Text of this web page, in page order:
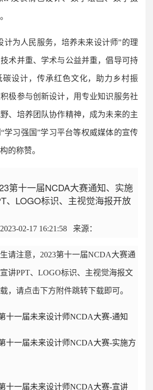
计为人民服务，培养未来设计师”的理
术并重、学术与公益并重，倡导可持
碳设计，传承红色文化，助力乡村振
极参与创新设计，用专业知识服务社
、培养团队协作精神，成为未来的主
学习强国”学习平台等权威媒体的宣传
的称赞。
第十一届NCDA大赛通知、实施
、LOGO标识、主视觉海报开放
2023-02-17 16:21:58 来源：
请注意，2023第十一届NCDA大赛通
讲PPT、LOGO标识、主视觉海报文
，请点击下方附件跳转下载即可。
十一届未来设计师NCDA大赛-通知
十一届未来设计师NCDA大赛-实施方
十一届未来设计师NCDA大赛-宣讲